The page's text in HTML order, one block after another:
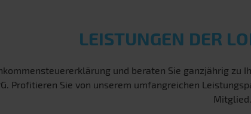
LEISTUNGEN DER
und beraten Sie ganzjährig
Profitieren Sie von unserem umfangreichen
Mitglied.